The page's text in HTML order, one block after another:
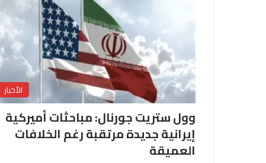
الأخبار
وول ستريت جورنال: مباحثات أميركية
إيرانية جديدة مرتقبة رغم الخلافات
العميقة